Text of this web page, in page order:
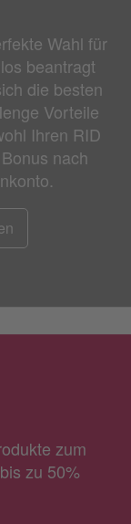
Wahl für
beantragt
die besten
Vorteile
Ihren RID
nach
zum
zu 50%